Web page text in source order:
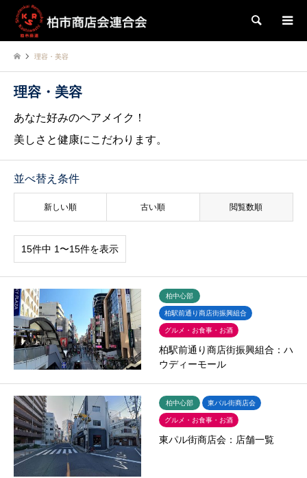
検索
理容・美容
理容・美容
あなた好みのヘアメイク！
美しさと健康にこだわります。
並べ替え条件
新しい順 古い順 閲覧数順
15件中 1〜15件を表示
柏中心部
柏駅前通り商店街振興組合
グルメ・お食事・お酒
柏駅前通り商店街振興組合：ハ
ウディーモール
柏中心部 東パル街商店会
グルメ・お食事・お酒
東パル街商店会：店舗一覧